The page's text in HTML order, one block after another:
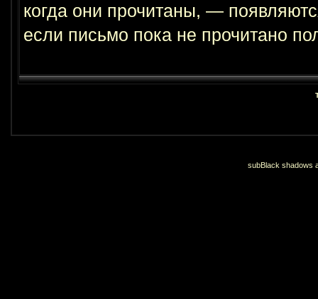
когда они прочитаны, —
если письмо пока не прочитано
subBlack shadows